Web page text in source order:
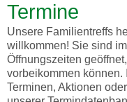
Termine
Unsere Familientreffs
willkommen! Sie sind
Öffnungszeiten
vorbeikommen können.
Terminen, Aktionen